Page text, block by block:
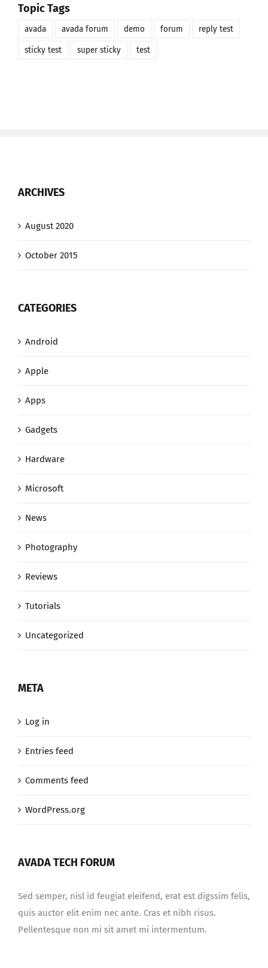
Topic Tags
avada avada forum demo forum reply test
sticky test super sticky test
ARCHIVES
August 2020
October 2015
CATEGORIES
Android
Apple
Apps
Gadgets
Hardware
Microsoft
News
Photography
Reviews
Tutorials
Uncategorized
META
Log in
Entries feed
Comments feed
WordPress.org
AVADA TECH FORUM
Sed semper, nisl id feugiat eleifend, erat est digssim felis,
quis auctor elit enim nec ante. Cras et nibh risus.
Pellentesque non mi sit amet mi intermentum.